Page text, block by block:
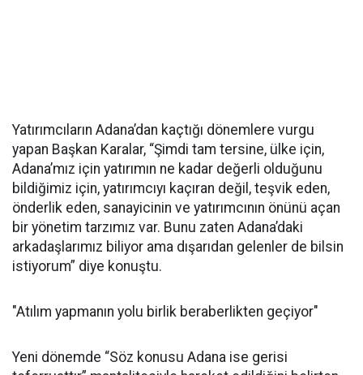
Yatırımcıların Adana’dan kaçtığı dönemlere vurgu
yapan Başkan Karalar, “Şimdi tam tersine, ülke için,
Adana’mız için yatırımın ne kadar değerli olduğunu
bildiğimiz için, yatırımcıyı kaçıran değil, teşvik eden,
önderlik eden, sanayicinin ve yatırımcının önünü açan
bir yönetim tarzımız var. Bunu zaten Adana’daki
arkadaşlarımız biliyor ama dışarıdan gelenler de bilsin
istiyorum” diye konuştu.
"Atılım yapmanın yolu birlik beraberlikten geçiyor"
Yeni dönemde “Söz konusu Adana ise gerisi